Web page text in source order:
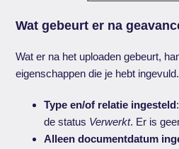
Wat gebeurt er na
Wat er na het uploaden gebeurt,
eigenschappen die je hebt ingevuld.
Type en/of relatie ingesteld
de status Verwerkt. Er is
Alleen documentdatum